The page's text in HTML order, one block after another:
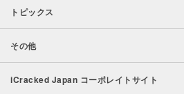
トピックス
その他
iCracked Japan コーポレイトサイト